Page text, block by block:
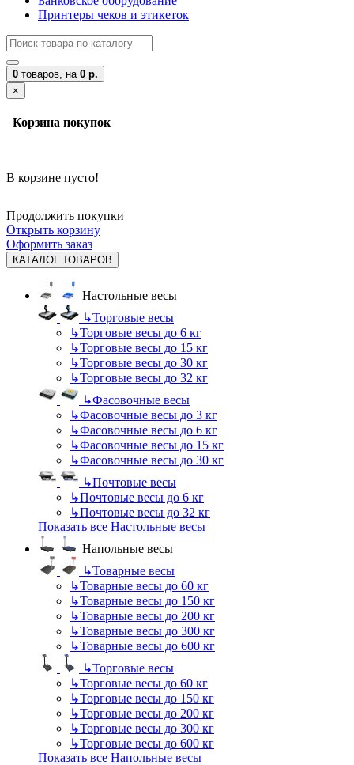
Принтеры чеков и этикеток
0 товаров, на 0 р.
×
Корзина покупок
В корзине пусто!
Продолжить покупки
Открыть корзину
Оформить заказ
КАТАЛОГ ТОВАРОВ
Настольные весы
↳Торговые весы
↳Торговые весы до 6 кг
↳Торговые весы до 15 кг
↳Торговые весы до 30 кг
↳Торговые весы до 32 кг
↳Фасовочные весы
↳Фасовочные весы до 3 кг
↳Фасовочные весы до 6 кг
↳Фасовочные весы до 15 кг
↳Фасовочные весы до 30 кг
↳Почтовые весы
↳Почтовые весы до 6 кг
↳Почтовые весы до 32 кг
Показать все Настольные весы
Напольные весы
↳Товарные весы
↳Товарные весы до 60 кг
↳Товарные весы до 150 кг
↳Товарные весы до 200 кг
↳Товарные весы до 300 кг
↳Товарные весы до 600 кг
↳Торговые весы
↳Торговые весы до 60 кг
↳Торговые весы до 150 кг
↳Торговые весы до 200 кг
↳Торговые весы до 300 кг
↳Торговые весы до 600 кг
Показать все Напольные весы